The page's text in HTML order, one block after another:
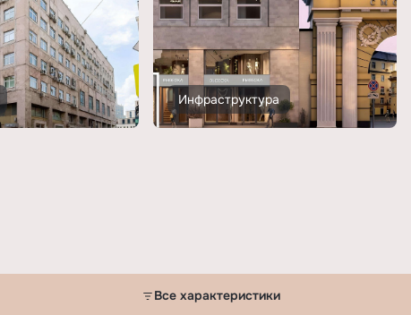
Инфраструктура
Все характеристики